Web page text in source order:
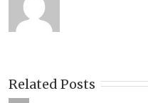
Related Posts